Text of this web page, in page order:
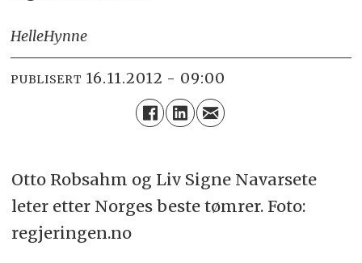
HelleHynne
PUBLISERT 16.11.2012 - 09:00
Otto Robsahm og Liv Signe Navarsete
leter etter Norges beste tømrer. Foto:
regjeringen.no